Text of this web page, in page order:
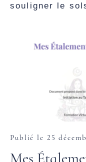
souligner le
Publié le 25